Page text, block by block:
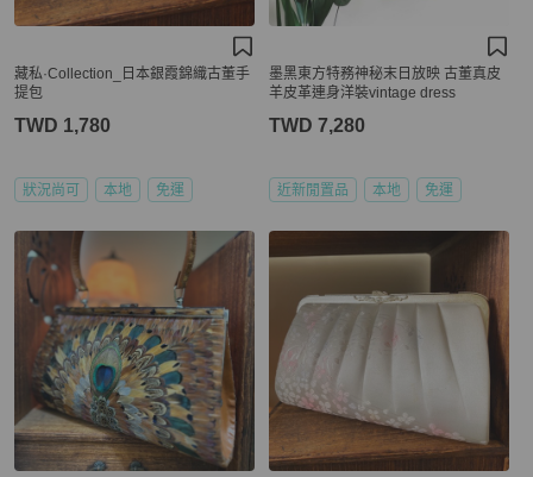
藏私·Collection_日本銀霞錦織古董手
提包
TWD 1,780
狀況尚可 本地 免運
墨黑東方特務神秘末日放映 古董真皮
羊皮革連身洋裝vintage dress
TWD 7,280
近新閒置品 本地 免運